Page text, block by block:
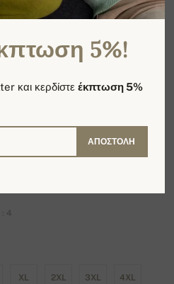
4
XL 2XL 3XL 4XL
5%!
και κερδίστεέκπτωση 5%
ΑΠΟΣΤΟΛΉ